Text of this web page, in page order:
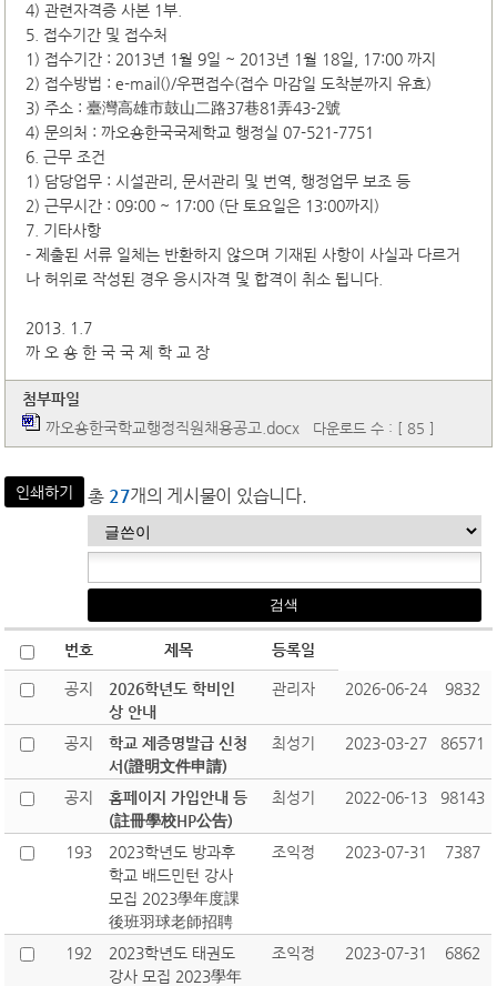
4) 관련자격증 사본 1부.
5. 접수기간 및 접수처
1) 접수기간 : 2013년 1월 9일 ~ 2013년 1월 18일, 17:00 까지
2) 접수방법 : e-mail()/우편접수(접수 마감일 도착분까지 유효)
3) 주소 : 臺灣高雄市鼓山二路37巷81弄43-2號
4) 문의처 : 까오숑한국국제학교 행정실 07-521-7751
6. 근무 조건
1) 담당업무 : 시설관리, 문서관리 및 번역, 행정업무 보조 등
2) 근무시간 : 09:00 ~ 17:00 (단 토요일은 13:00까지)
7. 기타사항
- 제출된 서류 일체는 반환하지 않으며 기재된 사항이 사실과 다르거
나 허위로 작성된 경우 응시자격 및 합격이 취소 됩니다.
2013. 1.7
까 오 숑 한 국 국 제 학 교 장
첨부파일
까오숑한국학교행정직원채용공고.docx 다운로드 수 : [ 85 ]
인쇄하기 총 27개의 게시물이 있습니다.
번호 제목 등록일
공지
2026학년도 학비인
상 안내
관리자 2026-06-24 9832
공지
학교 제증명발급 신청
서(證明文件申請)
최성기 2023-03-27 86571
공지
홈페이지 가입안내 등
(註冊學校HP公告)
최성기 2022-06-13 98143
193
2023학년도 방과후
학교 배드민턴 강사
모집 2023學年度課
後班羽球老師招聘
조익정 2023-07-31 7387
192
2023학년도 태권도
강사 모집 2023學年
조익정 2023-07-31 6862